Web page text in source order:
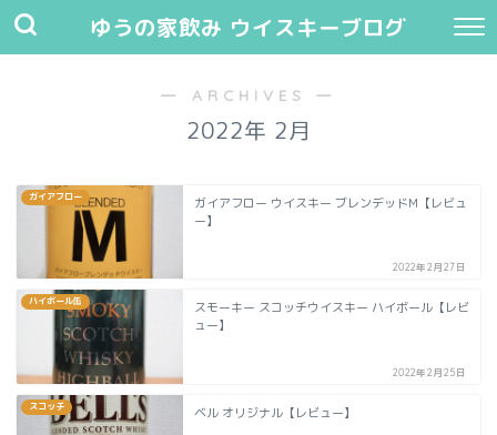
ゆうの家飲み ウイスキーブログ
― ARCHIVES ―
2022年 2月
ガイアフロー
ガイアフロー ウイスキー ブレンデッドM【レビュ
ー】
2022年2月27日
ハイボール缶
スモーキー スコッチウイスキー ハイボール【レビ
ュー】
2022年2月25日
スコッチ ベル オリジナル【レビュー】